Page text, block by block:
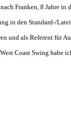
Franken, 8 Jahre
in den Standard-/
und als Referent für
Coast Swing habe